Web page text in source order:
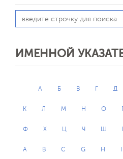
ИМЕННОЙ
А Б В Г Д
К Л М Н О
Ф Х Ц Ч Ш
A B C G H